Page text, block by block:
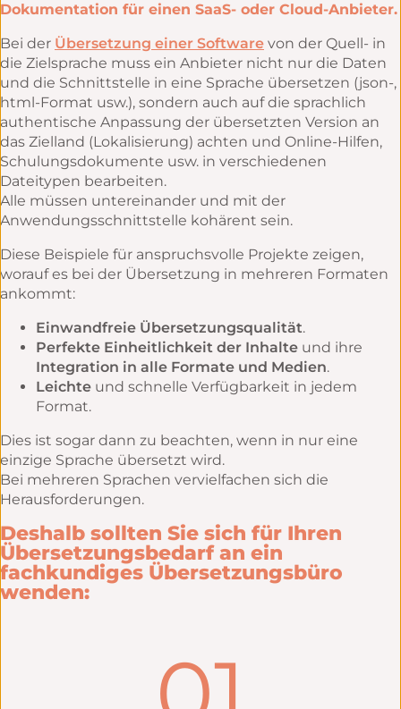
Dokumentation für einen SaaS- oder Cloud-Anbieter.
Bei der Übersetzung einer Software von der Quell- in
die Zielsprache muss ein Anbieter nicht nur die Daten
und die Schnittstelle in eine Sprache übersetzen (json-,
html-Format usw.), sondern auch auf die sprachlich
authentische Anpassung der übersetzten Version an
das Zielland (Lokalisierung) achten und Online-Hilfen,
Schulungsdokumente usw. in verschiedenen
Dateitypen bearbeiten.
Alle müssen untereinander und mit der
Anwendungsschnittstelle kohärent sein.
Diese Beispiele für anspruchsvolle Projekte zeigen,
worauf es bei der Übersetzung in mehreren Formaten
ankommt:
Einwandfreie Übersetzungsqualität.
Perfekte Einheitlichkeit der Inhalte und ihre
Integration in alle Formate und Medien.
Leichte und schnelle Verfügbarkeit in jedem
Format.
Dies ist sogar dann zu beachten, wenn in nur eine
einzige Sprache übersetzt wird.
Bei mehreren Sprachen vervielfachen sich die
Herausforderungen.
Deshalb sollten Sie sich für Ihren
Übersetzungsbedarf an ein
fachkundiges Übersetzungsbüro
wenden: